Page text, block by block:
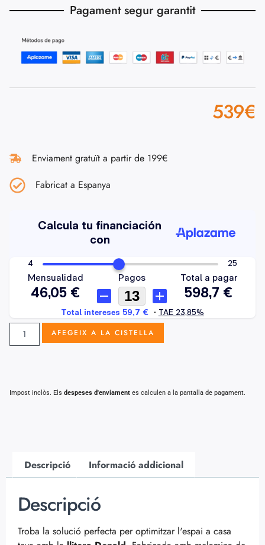
Pagament segur garantit
539€
Enviament gratuït a partir de 199€
Fabricat a Espanya
AFEGEIX A LA CISTELLA
Impost inclòs. Els despeses d'enviament es calculen a la pantalla de pagament.
Descripció Informació addicional
Descripció
Troba la solució perfecta per optimitzar l'espai a casa